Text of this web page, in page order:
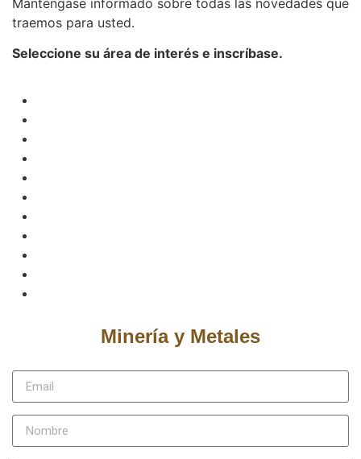
traemos para usted.
Seleccione su área de interés e inscríbase.
Minería y Metales